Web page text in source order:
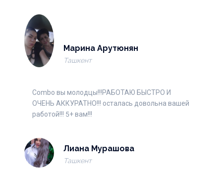
Марина Арутюнян
Ташкент
Combo вы молодцы!!!РАБОТАЮ БЫСТРО И
ОЧЕНЬ АККУРАТНО!!! осталась довольна вашей
работой!!! 5+ вам!!!
Лиана Мурашова
Ташкент